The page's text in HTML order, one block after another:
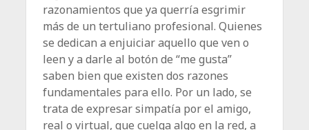
razonamientos que ya querría esgrimir
más de un tertuliano profesional. Quienes
se dedican a enjuiciar aquello que ven o
leen y a darle al botón de “me gusta”
saben bien que existen dos razones
fundamentales para ello. Por un lado, se
trata de expresar simpatía por el amigo,
real o virtual, que cuelga algo en la red, a